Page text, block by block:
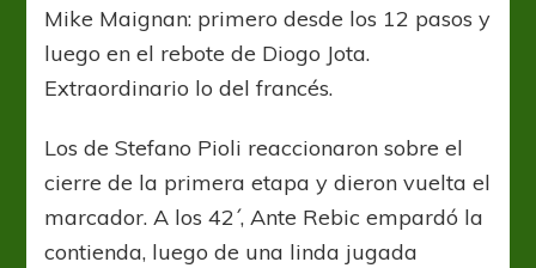
Mike Maignan: primero desde los 12 pasos y
luego en el rebote de Diogo Jota.
Extraordinario lo del francés.
Los de Stefano Pioli reaccionaron sobre el
cierre de la primera etapa y dieron vuelta el
marcador. A los 42´, Ante Rebic empardó la
contienda, luego de una linda jugada